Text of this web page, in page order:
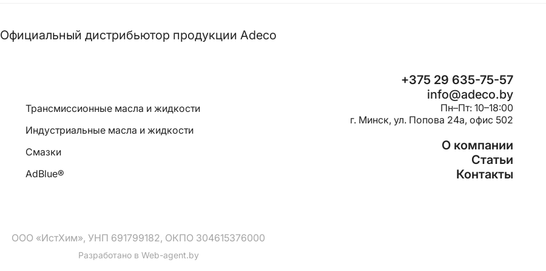
Официальный дистрибьютор продукции Adeco
Трансмиссионные масла и жидкости
Индустриальные масла и жидкости
Смазки
AdBlue®
+375 29 635-75-57
info@adeco.by
Пн–Пт: 10–18:00
г. Минск, ул. Попова 24a, офис 502
О компании
Статьи
Контакты
ООО «ИстХим», УНП 691799182, ОКПО 304615376000
Разработано в Web-agent.by